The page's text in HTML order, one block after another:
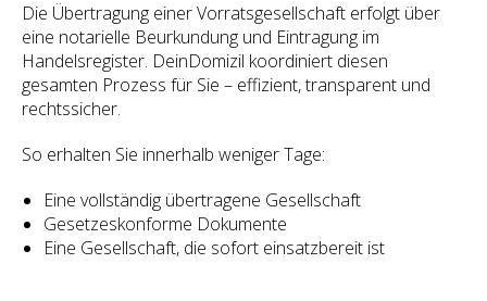
Die Übertragung einer Vorratsgesellschaft erfolgt über
eine notarielle Beurkundung und Eintragung im
Handelsregister. DeinDomizil koordiniert diesen
gesamten Prozess für Sie – effizient, transparent und
rechtssicher.
So erhalten Sie innerhalb weniger Tage:
Eine vollständig übertragene Gesellschaft
Gesetzeskonforme Dokumente
Eine Gesellschaft, die sofort einsatzbereit ist